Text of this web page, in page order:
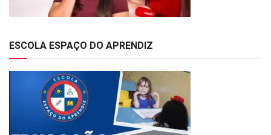
ESCOLA ESPAÇO DO APRENDIZ